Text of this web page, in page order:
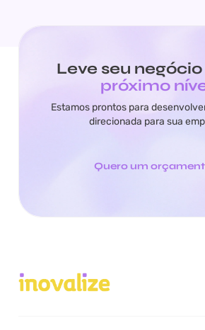
Leve seu
próximo
Estamos prontos para
direcionada para sua
Quero um